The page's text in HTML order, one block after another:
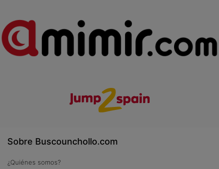
Sobre Buscounchollo.com
¿Quiénes somos?